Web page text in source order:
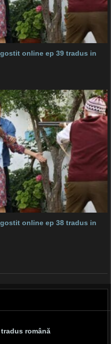
online ep 39 tradus in
online ep 38 tradus in
română